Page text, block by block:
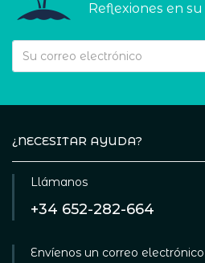
Reflexiones en
¿NECESITAR AYUDA?
Llámanos
+34 652-282-664
Envíenos un correo electrónico